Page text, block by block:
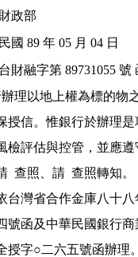
財政部
民國 89 年 05 月 04 日
台財融字第 89731055 號
理以地上權為標的物
擔保授信。惟銀行於辦
強風檢評估與控管，並
請  查照、請  查照轉知。
台灣省合作金庫八十
七四四號函及中華民國
日全授字○二六五號函辦理。